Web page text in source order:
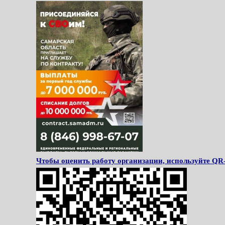
Чтобы оценить работу организации, используйте